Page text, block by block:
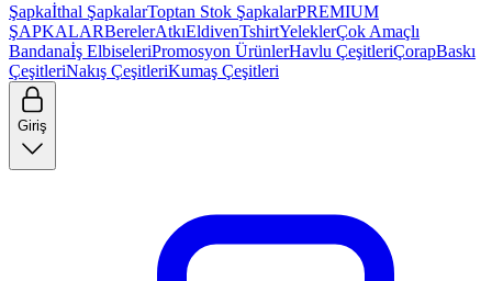
Şapkaİthal ŞapkalarToptan Stok ŞapkalarPREMIUM
ŞAPKALARBerelerAtkıEldivenTshirtYeleklerÇok Amaçlı
Bandanaİş ElbiseleriPromosyon ÜrünlerHavlu ÇeşitleriÇorapBaskı
ÇeşitleriNakış ÇeşitleriKumaş Çeşitleri
Giriş